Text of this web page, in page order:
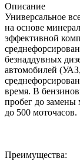
Описание
Универсальное
на основе
эффективной
безнаддувных
автомобилей
время. В
пробег до замены
до 500 моточасов.
Преимущества: